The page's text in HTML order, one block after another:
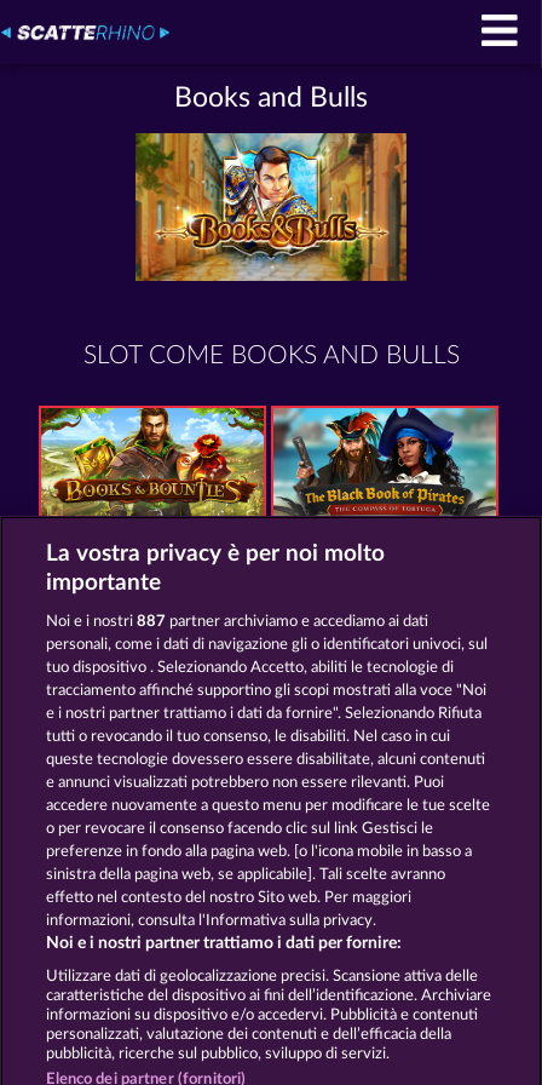
Books and Bulls
SLOT COME BOOKS AND BULLS
Books and Bounties The black Book of Pirates
Magic Book Atlas of Legends
Termini e condizioni
Informativa sulla privacy Note legali
Società FAQ
Invia richiesta di recesso
La vostra privacy è per noi molto
importante
Noi e i nostri887 partner archiviamo e accediamo ai dati
personali, come i dati di navigazione gli o identificatori univoci, sul
tuo dispositivo . Selezionando Accetto, abiliti le tecnologie di
tracciamento affinché supportino gli scopi mostrati alla voce "Noi
e i nostri partner trattiamo i dati da fornire". Selezionando Rifiuta
tutti o revocando il tuo consenso, le disabiliti. Nel caso in cui
queste tecnologie dovessero essere disabilitate, alcuni contenuti
e annunci visualizzati potrebbero non essere rilevanti. Puoi
accedere nuovamente a questo menu per modificare le tue scelte
o per revocare il consenso facendo clic sul link Gestisci le
preferenze in fondo alla pagina web. [o l'icona mobile in basso a
sinistra della pagina web, se applicabile]. Tali scelte avranno
effetto nel contesto del nostro Sito web. Per maggiori
informazioni, consulta l'Informativa sulla privacy.
Noi e i nostri partner trattiamo i dati per fornire:
Utilizzare dati di geolocalizzazione precisi. Scansione attiva delle
caratteristiche del dispositivo ai fini dell’identificazione. Archiviare
informazioni su dispositivo e/o accedervi. Pubblicità e contenuti
personalizzati, valutazione dei contenuti e dell’efficacia della
pubblicità, ricerche sul pubblico, sviluppo di servizi.
Elenco dei partner (fornitori)